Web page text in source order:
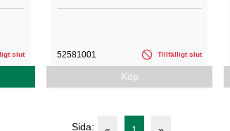
slut 52581001 Tillfälligt slut
Köp
Sida: